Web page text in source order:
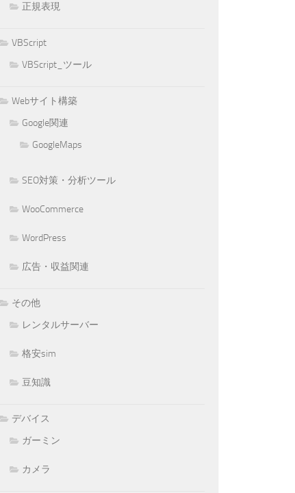
正規表現
VBScript
VBScript_ツール
Webサイト構築
Google関連
GoogleMaps
SEO対策・分析ツール
WooCommerce
WordPress
広告・収益関連
その他
レンタルサーバー
格安sim
豆知識
デバイス
ガーミン
カメラ